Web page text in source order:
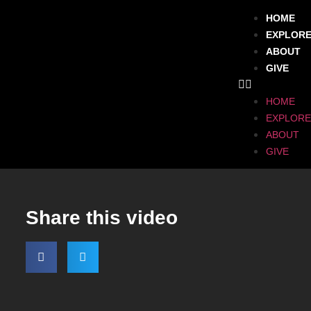
HOME
EXPLORE
ABOUT
GIVE
HOME
EXPLORE
ABOUT
GIVE
Share this video